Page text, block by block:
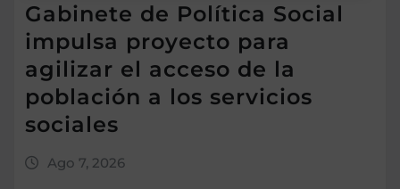
Gabinete de Política Social
impulsa proyecto para
agilizar el acceso de la
población a los servicios
sociales
Ago 7, 2026